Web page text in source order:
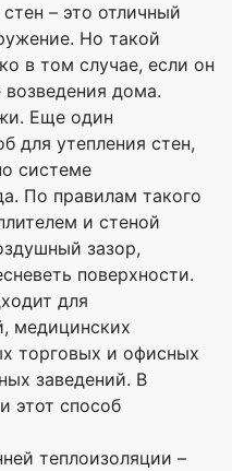
– это отличный
Но такой
в том случае, если он
возведения дома.
Еще один
для утепления стен,
системе
По правилам такого
и стеной
зазор,
поверхности.
для
медицинских
торговых и офисных
заведений. В
этот способ
теплоизоляции –